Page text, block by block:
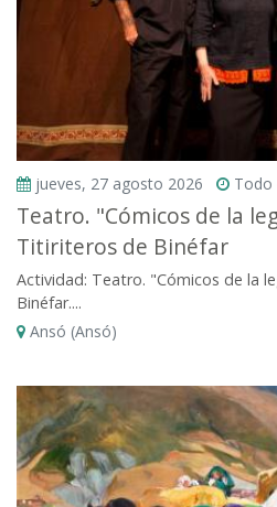
jueves, 27 agosto 2026 Todo
Teatro. "Cómicos de la
Titiriteros de Binéfar
Actividad: Teatro. "Cómicos de la
Binéfar....
Ansó (Ansó)